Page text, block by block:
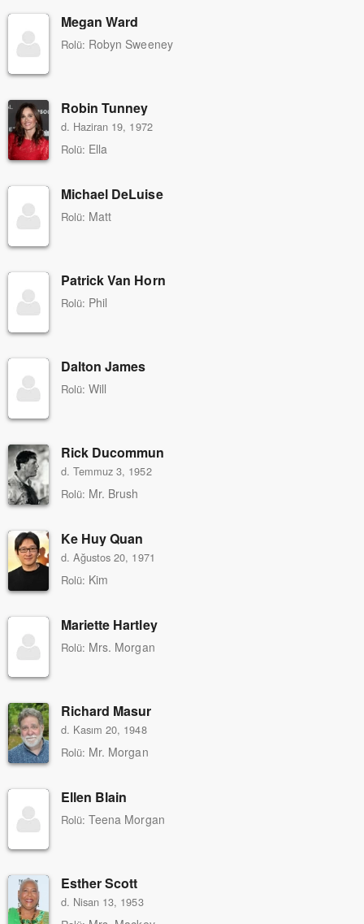
Megan Ward
Rolü: Robyn Sweeney
Robin Tunney
d. Haziran 19, 1972
Rolü: Ella
Michael DeLuise
Rolü: Matt
Patrick Van Horn
Rolü: Phil
Dalton James
Rolü: Will
Rick Ducommun
d. Temmuz 3, 1952
Rolü: Mr. Brush
Ke Huy Quan
d. Ağustos 20, 1971
Rolü: Kim
Mariette Hartley
Rolü: Mrs. Morgan
Richard Masur
d. Kasım 20, 1948
Rolü: Mr. Morgan
Ellen Blain
Rolü: Teena Morgan
Esther Scott
d. Nisan 13, 1953